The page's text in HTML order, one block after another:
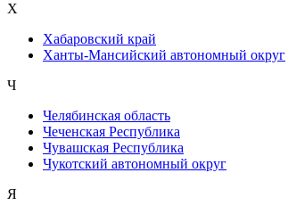
Х
Хабаровский край
Ханты-Мансийский автономный округ
Ч
Челябинская область
Чеченская Республика
Чувашская Республика
Чукотский автономный округ
Я